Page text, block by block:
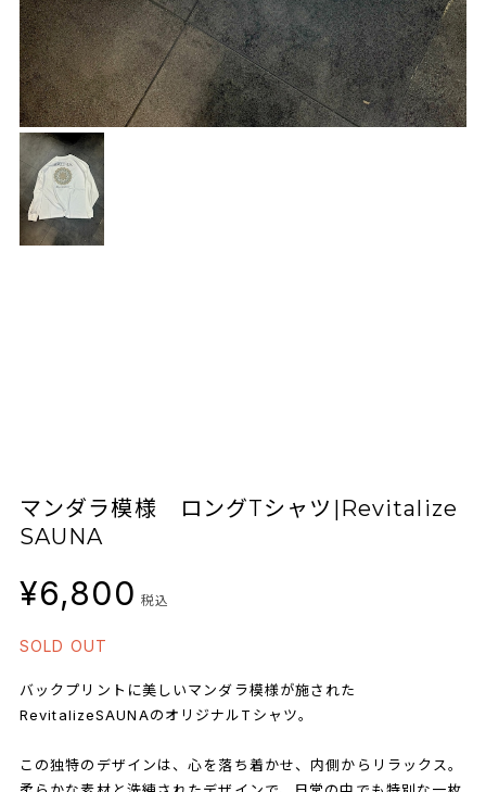
マンダラ模様 ロングTシャツ|Revitalize
SAUNA
¥6,800 税込
SOLD OUT
バックプリントに美しいマンダラ模様が施された
RevitalizeSAUNAのオリジナルTシャツ。
この独特のデザインは、心を落ち着かせ、内側からリラックス。